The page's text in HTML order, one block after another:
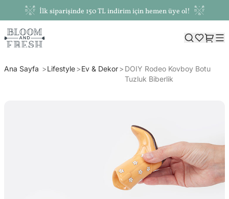
İlk siparişinde 150 TL indirim için hemen üye ol!
Ana Sayfa Lifestyle Ev & Dekor
DOIY Rodeo Kovboy Botu
Tuzluk Biberlik